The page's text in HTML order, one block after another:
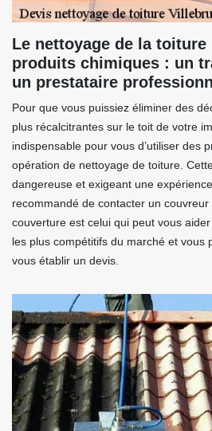
Le nettoyage de la toiture
produits chimiques : un
un prestataire
Pour que vous puissiez éliminer des
plus récalcitrantes sur le toit de votre
indispensable pour vous d’utiliser des
opération de nettoyage de toiture.
dangereuse et exigeant une
recommandé de contacter un
couverture est celui qui peut vous
les plus compétitifs du marché et vous
vous établir un devis.